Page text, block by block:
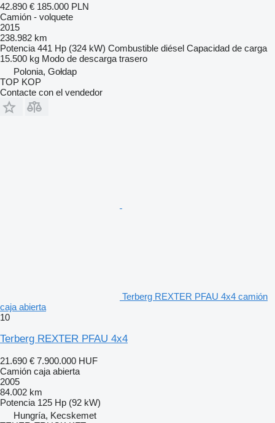
42.890 € 185.000 PLN
Camión - volquete
2015
238.982 km
Potencia 441 Hp (324 kW) Combustible diésel Capacidad de carga
15.500 kg Modo de descarga trasero
Polonia, Gołdap
TOP KOP
Contacte con el vendedor
Terberg REXTER PFAU 4x4 camión
caja abierta
10
Terberg REXTER PFAU 4x4
21.690 € 7.900.000 HUF
Camión caja abierta
2005
84.002 km
Potencia 125 Hp (92 kW)
Hungría, Kecskemet